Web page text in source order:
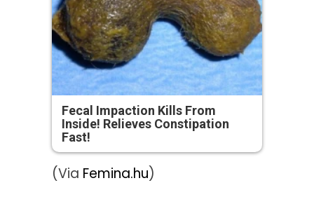
Fecal Impaction Kills From
Inside! Relieves Constipation
Fast!
(Via Femina.hu)